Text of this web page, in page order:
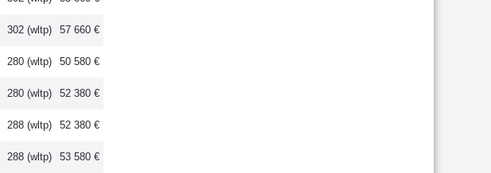
302 (wltp) 57 660 €
280 (wltp) 50 580 €
280 (wltp) 52 380 €
288 (wltp) 52 380 €
288 (wltp) 53 580 €